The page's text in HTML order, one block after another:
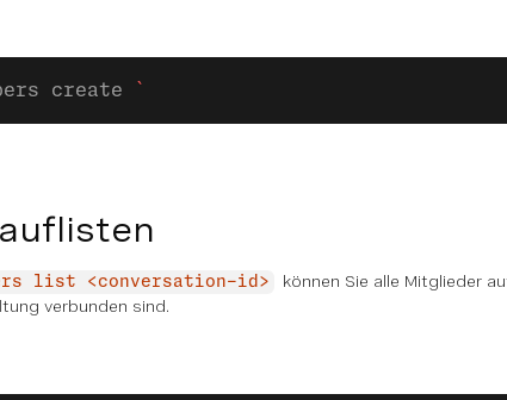
create `
list <conversation-id>
können Sie alle Mitglieder
verbunden sind.